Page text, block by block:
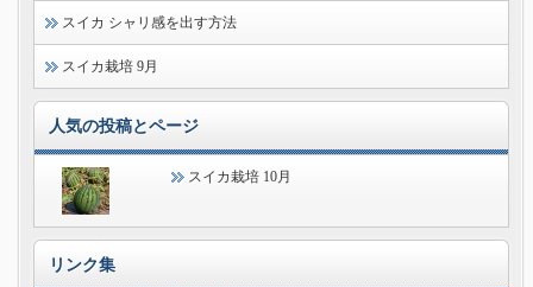
スイカ シャリ感を出す方法
スイカ栽培 9月
人気の投稿とページ
スイカ栽培 10月
リンク集